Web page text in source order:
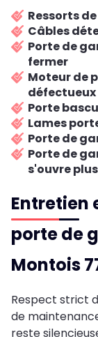
Ressorts
Câbles
Porte de
fermer
Moteur de
défectueux
Porte
Lames
Porte de
Porte de
s'ouvre plus
Entretien
porte de
Montois
Respect strict
de
reste